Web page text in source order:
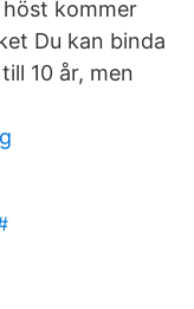
kommer
Du kan binda
10 år, men